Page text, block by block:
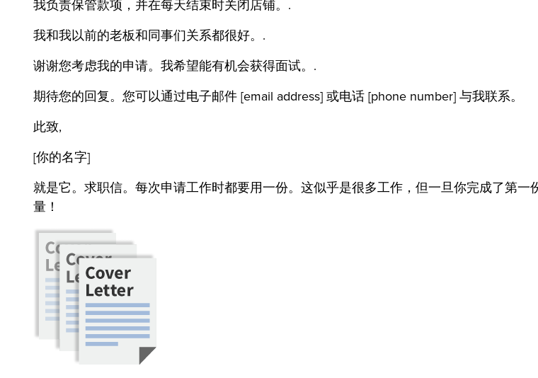
我负责保管款项，并在每天结束时关闭店铺。.
我和我以前的老板和同事们关系都很好。.
谢谢您考虑我的申请。我希望能有机会获得面试。.
期待您的回复。您可以通过电子邮件 [email address] 或电话 [phone number] 与我联系。
此致,
[你的名字]
就是它。求职信。每次申请工作时都要用一份。这似乎是很多工作，但一旦你完成了第
量！